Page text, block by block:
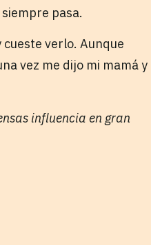
pasa.
verlo. Aunque
vez me dijo mi mamá y
influencia en gran